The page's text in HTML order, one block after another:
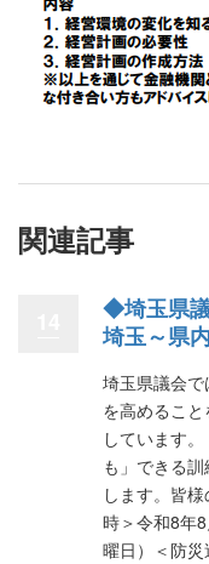
関連記事
◆埼玉県
埼玉～県
埼玉県議会
を高めるこ
しています
も」できる
します。皆
時＞令和8年
曜日）＜防